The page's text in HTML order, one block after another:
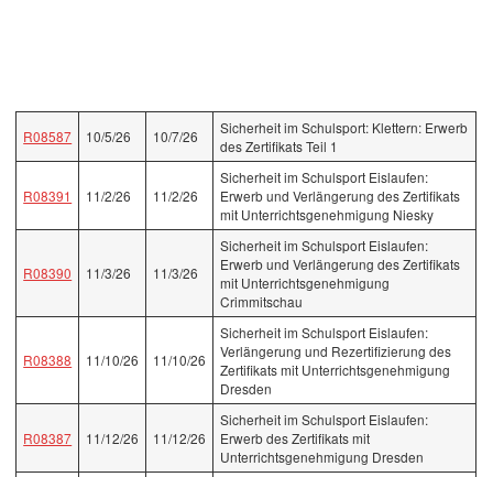
R08587 10/5/26 10/7/26
Sicherheit im Schulsport: Klettern: Erwerb
des Zertifikats Teil 1
R08391 11/2/26 11/2/26
Sicherheit im Schulsport Eislaufen:
Erwerb und Verlängerung des Zertifikats
mit Unterrichtsgenehmigung Niesky
R08390 11/3/26 11/3/26
Sicherheit im Schulsport Eislaufen:
Erwerb und Verlängerung des Zertifikats
mit Unterrichtsgenehmigung
Crimmitschau
R08388 11/10/26 11/10/26
Sicherheit im Schulsport Eislaufen:
Verlängerung und Rezertifizierung des
Zertifikats mit Unterrichtsgenehmigung
Dresden
R08387 11/12/26 11/12/26
Sicherheit im Schulsport Eislaufen:
Erwerb des Zertifikats mit
Unterrichtsgenehmigung Dresden